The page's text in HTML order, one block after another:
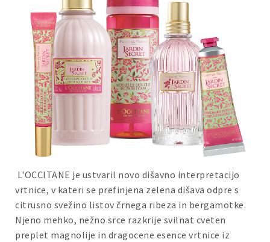
L'OCCITANE je ustvaril novo dišavno interpretacijo
vrtnice, v kateri se prefinjena zelena dišava odpre s
citrusno svežino listov črnega ribeza in bergamotke.
Njeno mehko, nežno srce razkrije svilnat cveten
preplet magnolije in dragocene esence vrtnice iz